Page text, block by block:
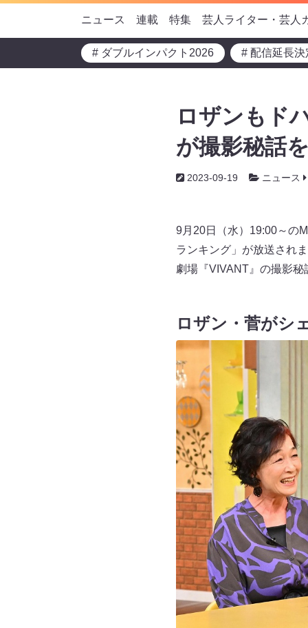
ニュース 連載 特集 芸人ライター・芸人
# ダブルインパクト2026 # 配信延長決
ロザンもド
が撮影秘話
2023-09-19 ニュース
9月20日（水）19:00～の
ランキング」が放送され
劇場『VIVANT』の撮影秘
ロザン・菅がシ